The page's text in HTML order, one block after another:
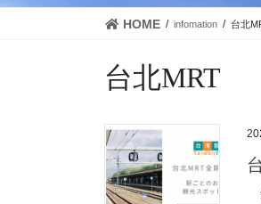
HOME infomation 台北
台北MRT